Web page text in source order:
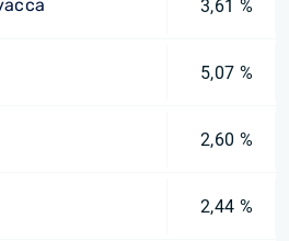
3,61 %
5,07 %
2,60 %
2,44 %